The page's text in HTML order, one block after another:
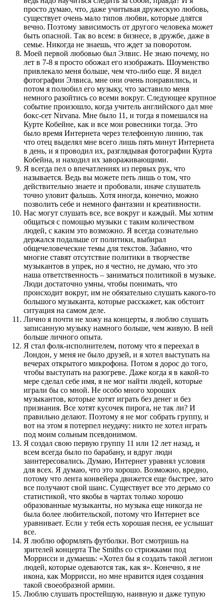
просто думаю, что, даже учитывая дружескую любовь,
существует очень мало типов любви, которые длятся
вечно. Поэтому зависимость от другого человека может
быть опасной. Так во всем: в бизнесе, в дружбе, даже в
семье. Никогда не знаешь, что ждет за поворотом.
Моей первой любовью был Элвис. Не знаю почему, но
лет в 7-8 я просто обожал его изображать. Шоуменство
привлекало меня больше, чем что-либо еще. Я видел
фотографии Элвиса, мне они очень понравились, и
потом я полюбил его музыку, что заставило меня
немного разойтись со всеми вокруг. Следующее крупное
событие произошло, когда учитель английского дал мне
бокс-сет Nirvana. Мне было 11, и тогда я помешался на
Курте Кобейне, как и все мои ровесники тогда. Это
было время Интернета через телефонную линию, так
что отец выделял мне всего лишь пять минут Интернета
в день, и я проводил их, разглядывая фотографии Курта
Кобейна, и находил их завораживающими.
Я всегда пел о впечатлениях из первых рук, что
называется. Ведь вы можете петь лишь о том, что
действительно знаете и пробовали, иначе слушатель
точно уловит фальшь. Хотя иногда, конечно, можно
позволить себе и немного фантазии и креативности.
Нас могут слушать все, все вокруг и каждый. Мы хотим
общаться с помощью музыки с таким количеством
людей, с каким это возможно. Я всегда сознательно
держался подальше от политики, выбирал
общечеловеческие темы для текстов. Забавно, что
многие ставят отсутствие политики в творчестве
музыкантов в упрек, но я честно, не думаю, что это
наша ответственность – заниматься политикой в музыке.
Люди достаточно умны, чтобы понимать, что
происходит вокруг, им не обязательно слушать какого-то
большого музыканта, которые расскажет, как обстоит
ситуация на самом деле.
Лично я почти не хожу на концерты, я люблю слушать
записанную музыку намного больше, чем живую. В ней
больше личного опыта.
Я стал фолк-исполнителем, потому что я переехал в
Лондон, у меня не было друзей, и я хотел выступать на
вечерах открытого микрофона. Потом я дорос до того,
чтобы выступать на разогреве. Даже когда я в какой-то
мере сделал себе имя, я не мог найти людей, которые
играли бы со мной. Не особо много хороших
музыкантов, которые хотят играть без денег и без
признания. Все хотят кусочек пирога, не так ли? И
правильно делают. Поэтому я не мог собрать группу, и
вот на этом я потерпел неудачу: никто не хотел играть
под моим сольным псевдонимом.
Я создал свою первую группу 11 или 12 лет назад, и
всем всегда было по барабану, и вдруг люди
заинтересовались. Думаю, Интернет уравнял условия
для всех. Я думаю, что это хорошо. Возможно, вредно,
потому что лента конвейера движется еще быстрее, зато
все получают свой шанс. Существует все это дерьмо со
статистикой, что якобы в чартах только хорошо
образованные музыканты, но музыка еще никогда не
была более любительской, потому что Интернет все
уравнивает. Если у тебя есть хорошая песня, ее услышат
все.
Я люблю оформлять футболки. Вот смотришь на
зрителей концерта The Smiths со стрижками под
Моррисси и думаешь: «Хотел бы я создать такой легион
людей, которые одеваются так, как я». Конечно, я не
икона, как Моррисси, но мне нравится идея создания
такой своеобразной армии.
Люблю слушать простейшую, наивную и даже тупую